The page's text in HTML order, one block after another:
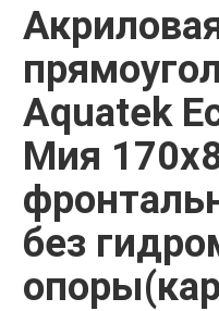
Aquatek
Мия
без